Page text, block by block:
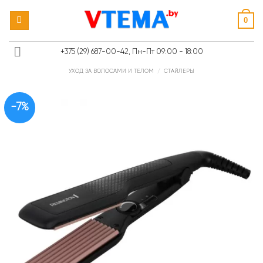
0
+375 (29) 687-00-42, Пн-Пт 09:00 - 18:00
УХОД ЗА ВОЛОСАМИ И ТЕЛОМ / СТАЙЛЕРЫ
-7%